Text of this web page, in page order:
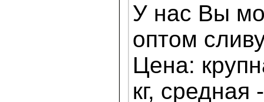
У нас Вы
оптом
Цена:
кг, средная